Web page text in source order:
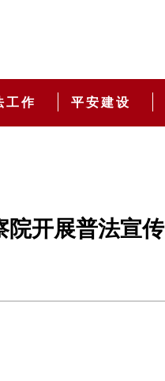
工作 平安建设
院开展普法宣传